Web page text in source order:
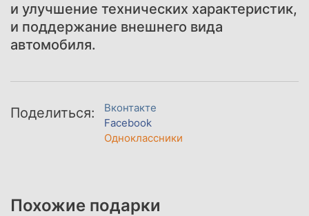
и улучшение технических характеристик,
и поддержание внешнего вида
автомобиля.
Поделиться:
Вконтакте
Facebook
Одноклассники
Похожие подарки